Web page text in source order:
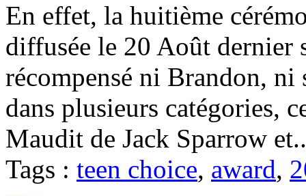
En effet, la huitième
diffusée le 20 Août dernier
récompensé ni Brandon, ni
dans plusieurs catégories,
Maudit de Jack Sparrow
Tags : teen choice, award,